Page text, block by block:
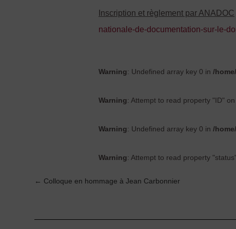
Inscription et règlement par ANADOC
nationale-de-documentation-sur-le-
Warning: Undefined array key 0 in /
Warning: Attempt to read property "ID"
Warning: Undefined array key 0 in /
Warning: Attempt to read property
Post
navigation
← Colloque en hommage à Jean Carbonnier